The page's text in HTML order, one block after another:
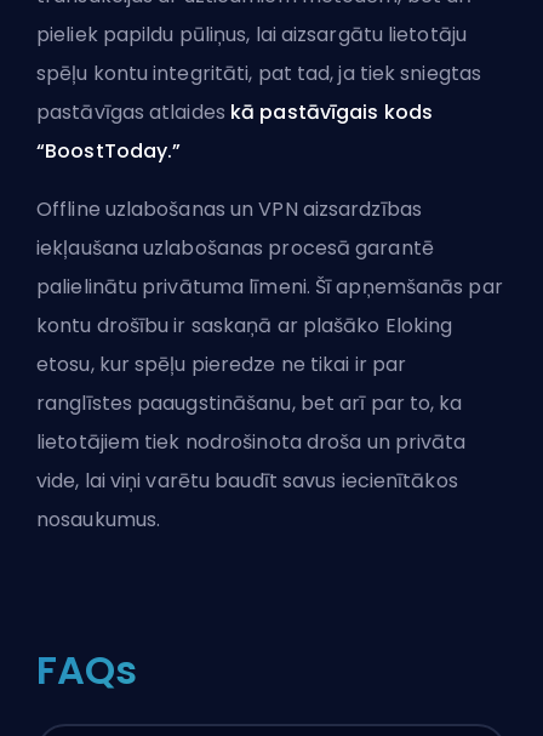
pieliek papildu pūliņus, lai aizsargātu lietotāju
spēļu kontu integritāti, pat tad, ja tiek sniegtas
pastāvīgas atlaides kā pastāvīgais kods
“BoostToday.”
Offline uzlabošanas un VPN aizsardzības
iekļaušana uzlabošanas procesā garantē
palielinātu privātuma līmeni. Šī apņemšanās par
kontu drošību ir saskaņā ar plašāko Eloking
etosu, kur spēļu pieredze ne tikai ir par
ranglīstes paaugstināšanu, bet arī par to, ka
lietotājiem tiek nodrošinota droša un privāta
vide, lai viņi varētu baudīt savus iecienītākos
nosaukumus.
FAQs